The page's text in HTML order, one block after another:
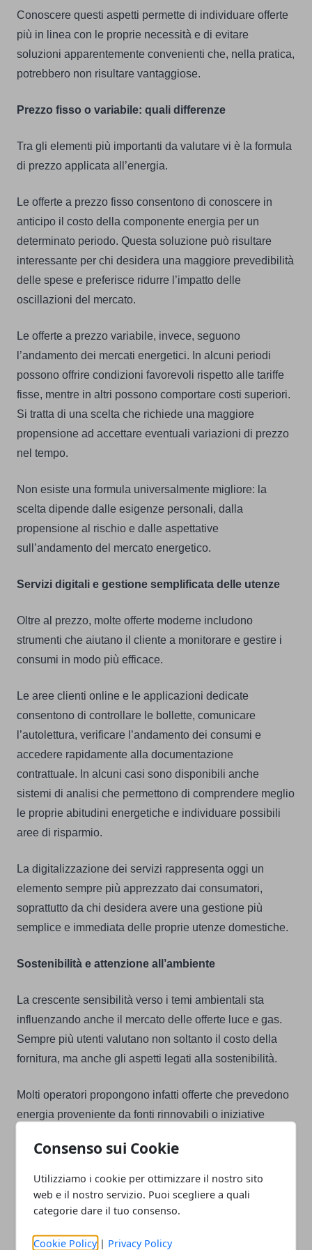
Consenso sui Cookie
Utilizziamo i cookie per ottimizzare il nostro sito
web e il nostro servizio. Puoi scegliere a quali
categorie dare il tuo consenso.
Cookie Policy | Privacy Policy
Conoscere questi aspetti permette di individuare offerte
più in linea con le proprie necessità e di evitare
soluzioni apparentemente convenienti che, nella pratica,
potrebbero non risultare vantaggiose.
Prezzo fisso o variabile: quali differenze
Tra gli elementi più importanti da valutare vi è la formula
di prezzo applicata all’energia.
Le offerte a prezzo fisso consentono di conoscere in
anticipo il costo della componente energia per un
determinato periodo. Questa soluzione può risultare
interessante per chi desidera una maggiore prevedibilità
delle spese e preferisce ridurre l’impatto delle
oscillazioni del mercato.
Le offerte a prezzo variabile, invece, seguono
l’andamento dei mercati energetici. In alcuni periodi
possono offrire condizioni favorevoli rispetto alle tariffe
fisse, mentre in altri possono comportare costi superiori.
Si tratta di una scelta che richiede una maggiore
propensione ad accettare eventuali variazioni di prezzo
nel tempo.
Non esiste una formula universalmente migliore: la
scelta dipende dalle esigenze personali, dalla
propensione al rischio e dalle aspettative
sull’andamento del mercato energetico.
Servizi digitali e gestione semplificata delle utenze
Oltre al prezzo, molte offerte moderne includono
strumenti che aiutano il cliente a monitorare e gestire i
consumi in modo più efficace.
Le aree clienti online e le applicazioni dedicate
consentono di controllare le bollette, comunicare
l’autolettura, verificare l’andamento dei consumi e
accedere rapidamente alla documentazione
contrattuale. In alcuni casi sono disponibili anche
sistemi di analisi che permettono di comprendere meglio
le proprie abitudini energetiche e individuare possibili
aree di risparmio.
La digitalizzazione dei servizi rappresenta oggi un
elemento sempre più apprezzato dai consumatori,
soprattutto da chi desidera avere una gestione più
semplice e immediata delle proprie utenze domestiche.
Sostenibilità e attenzione all’ambiente
La crescente sensibilità verso i temi ambientali sta
influenzando anche il mercato delle offerte luce e gas.
Sempre più utenti valutano non soltanto il costo della
fornitura, ma anche gli aspetti legati alla sostenibilità.
Molti operatori propongono infatti offerte che prevedono
energia proveniente da fonti rinnovabili o iniziative
di soluzioni che consentono ai consumatori di integrare
scelte più sostenibili nella gestione quotidiana della
casa senza rinunciare alla convenienza. La sostenibilità
è anche il terreno su cui Edison Energia propone